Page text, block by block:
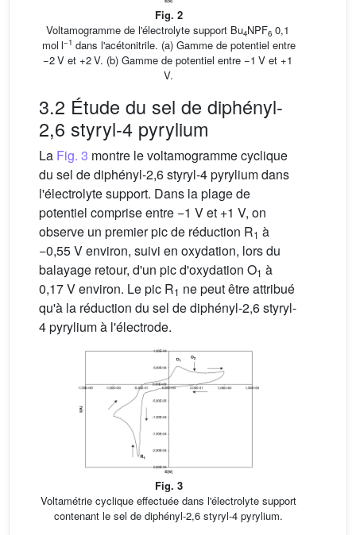
Fig. 2
Voltamogramme de l'électrolyte support Bu4NPF60,1
mol l−1 dans l'acétonitrile. (a) Gamme de potentiel entre
−2 V et +2 V. (b) Gamme de potentiel entre −1 V et +1
V.
3.2 Étude du sel de diphényl-
2,6 styryl-4 pyrylium
La Fig. 3 montre le voltamogramme cyclique
du sel de diphényl-2,6 styryl-4 pyrylium dans
l'électrolyte support. Dans la plage de
potentiel comprise entre −1 V et +1 V, on
observe un premier pic de réduction R1 à
−0,55 V environ, suivi en oxydation, lors du
balayage retour, d'un pic d'oxydation O1 à
0,17 V environ. Le pic R1 ne peut être attribué
qu'à la réduction du sel de diphényl-2,6 styryl-
4 pyrylium à l'électrode.
Fig. 3
Voltamétrie cyclique effectuée dans l'électrolyte support
contenant le sel de diphényl-2,6 styryl-4 pyrylium.